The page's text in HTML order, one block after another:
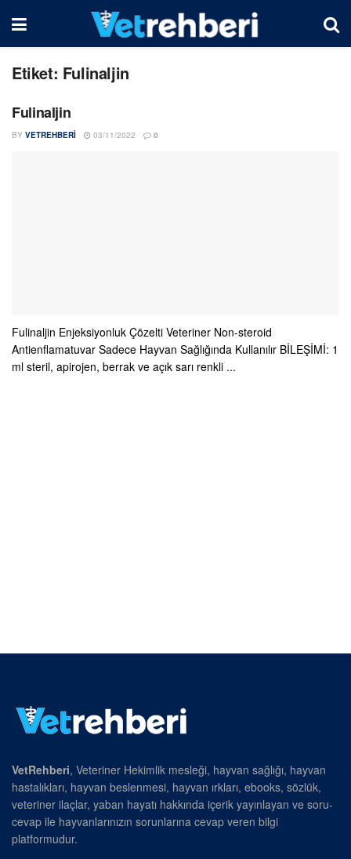
Etiket: Fulinaljin
Fulinaljin
BY VETREHBERI 03/11/2022 0
Fulinaljin Enjeksiyonluk Çözelti Veteriner Non-steroid
Antienflamatuvar Sadece Hayvan Sağlığında Kullanılır BİLEŞİMİ: 1
ml steril, apirojen, berrak ve açık sarı renkli ...
VetRehberi, Veteriner Hekimlik mesleği, hayvan sağlığı, hayvan
hastalıkları, hayvan beslenmesi, hayvan ırkları, ebooks, sözlük,
veteriner ilaçlar, yaban hayatı hakkında içerik yayınlayan ve soru-
cevap ile hayvanlarınızın sorunlarına cevap veren bilgi
platformudur.